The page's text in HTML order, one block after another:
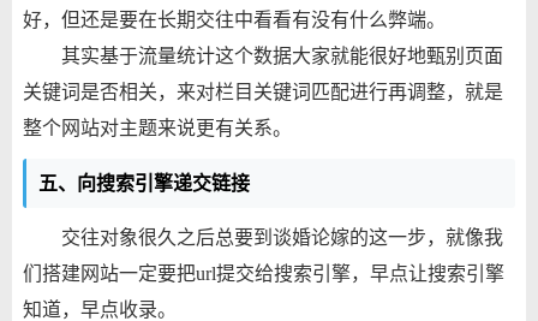
好，但还是要在长期交往中看看有没有什么弊端。
其实基于流量统计这个数据大家就能很好地甄别页面
关键词是否相关，来对栏目关键词匹配进行再调整，就是
整个网站对主题来说更有关系。
五、向搜索引擎递交链接
交往对象很久之后总要到谈婚论嫁的这一步，就像我
们搭建网站一定要把url提交给搜索引擎，早点让搜索引擎
知道，早点收录。